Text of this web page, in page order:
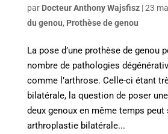
par Docteur Anthony Wajsfisz|23
du genou, Prothèse de genou
La pose d’une prothèse de genou
nombre de pathologies
comme l’arthrose. Celle-ci étant
bilatérale, la question de poser
deux genoux en même temps peut
arthroplastie bilatérale...